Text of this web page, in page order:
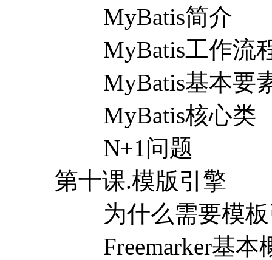
MyBatis简介
MyBatis工作流
MyBatis基本要
MyBatis核心类
N+1问题
第十课.模版引擎
为什么需要模板
Freemarker基本